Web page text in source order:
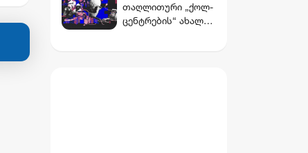
თაღლითური „ქოლ-
ცენტრების“ ახალი